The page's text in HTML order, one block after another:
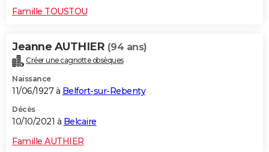
Famille TOUSTOU
Jeanne AUTHIER (94 ans)
Créer une cagnotte obsèques
Naissance
11/06/1927 à Belfort-sur-Rebenty
Décès
10/10/2021 à Belcaire
Famille AUTHIER